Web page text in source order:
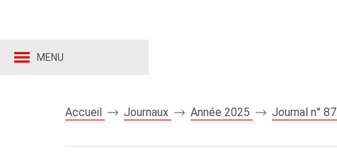
MENU
Accueil Journaux Année 2025 Journal n°